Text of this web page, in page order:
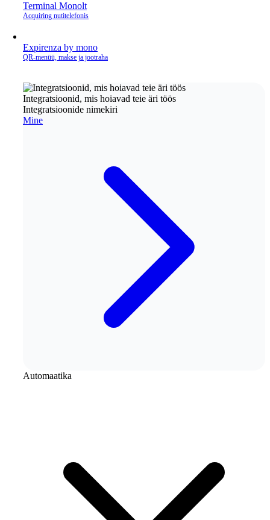
Terminal Monolt
Acquiring nutitelefonis
Expirenza by mono
QR‑menüü, makse ja jootraha
Integratsioonid, mis hoiavad teie äri töös
Integratsioonide nimekiri
Mine
Automaatika